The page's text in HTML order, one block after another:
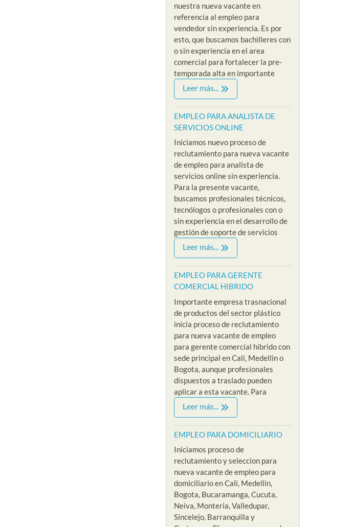
nuestra nueva vacante en
referencia al empleo para
vendedor sin experiencia. Es por
esto, que buscamos bachilleres con
o sin experiencia en el area
comercial para fortalecer la pre-
temporada alta en importante
Leer más...
EMPLEO PARA ANALISTA DE
SERVICIOS ONLINE
Iniciamos nuevo proceso de
reclutamiento para nueva vacante
de empleo para analista de
servicios online sin experiencia.
Para la presente vacante,
buscamos profesionales técnicos,
tecnólogos o profesionales con o
sin experiencia en el desarrollo de
gestión de soporte de servicios
Leer más...
EMPLEO PARA GERENTE
COMERCIAL HIBRIDO
Importante empresa trasnacional
de productos del sector plástico
inicia proceso de reclutamiento
para nueva vacante de empleo
para gerente comercial hibrido con
sede principal en Cali, Medellin o
Bogota, aunque profesionales
dispuestos a traslado pueden
aplicar a esta vacante. Para
Leer más...
EMPLEO PARA DOMICILIARIO
Iniciamos proceso de
reclutamiento y seleccion para
nueva vacante de empleo para
domiciliario en Cali, Medellin,
Bogota, Bucaramanga, Cucuta,
Neiva, Monteria, Valledupar,
Sincelejo, Barranquilla y